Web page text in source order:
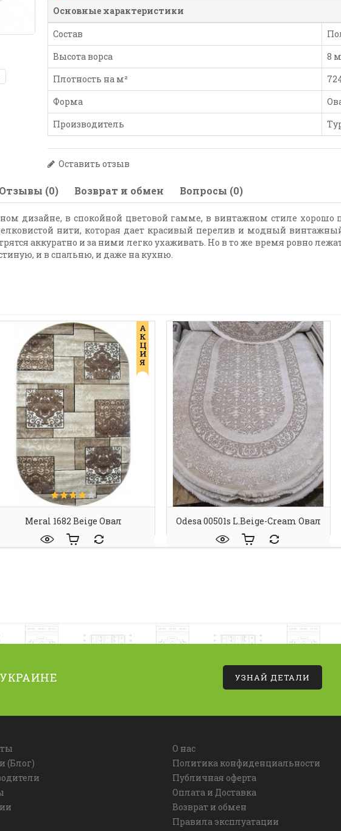
Основные характеристики
Состав
Высота ворса
8
Плотность на м²
Форма
Производитель
Оставить отзыв
Отзывы (0) Возврат и обмен Вопросы (0)
дизайне, в спокойной цветовой гамме, в винтажном стиле хорошо
нити, которая дает красивый перелив и модный
аккуратно и за ними легко ухаживать. Но в то же время ровно
и в спальню, и даже на кухню.
А
К
Ц
И
Я
Meral 1682 Beige Овал Odesa 00501s L.beige-Cream Овал
УЗНАЙ ДЕТАЛИ
(Блог)
О нас
Политика конфиденциальности
Публичная оферта
Оплата и Доставка
Возврат и обмен
Правила эксплуатации